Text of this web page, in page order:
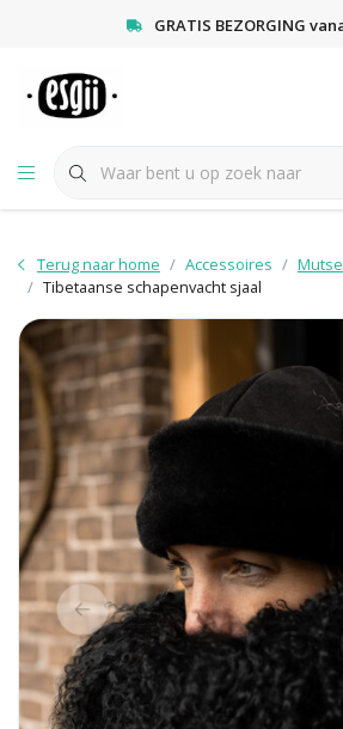
GRATIS BEZORGING
Terug naar home Accessoires
Tibetaanse schapenvacht sjaal